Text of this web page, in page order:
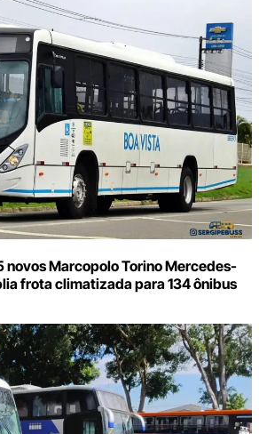
novos Marcopolo Torino Mercedes-
frota climatizada para 134 ônibus